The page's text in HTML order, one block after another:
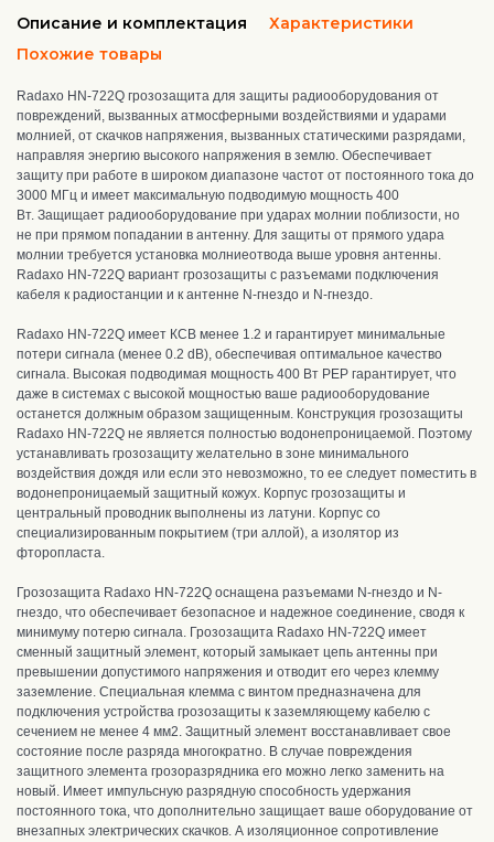
Описание и комплектация
Характеристики
Похожие товары
Radaxo HN-722Q грозозащита для защиты радиооборудования от
повреждений, вызванных атмосферными воздействиями и ударами
молнией, от скачков напряжения, вызванных статическими разрядами,
направляя энергию высокого напряжения в землю. Обеспечивает
защиту при работе в широком диапазоне частот от постоянного тока до
3000 МГц и имеет максимальную подводимую мощность 400
Вт. Защищает радиооборудование при ударах молнии поблизости, но
не при прямом попадании в антенну. Для защиты от прямого удара
молнии требуется установка молниеотвода выше уровня антенны.
Radaxo HN-722Q вариант грозозащиты с разъемами подключения
кабеля к радиостанции и к антенне N-гнездо и N-гнездо.
Radaxo HN-722Q имеет КСВ менее 1.2 и гарантирует минимальные
потери сигнала (менее 0.2 dB), обеспечивая оптимальное качество
сигнала. Высокая подводимая мощность 400 Вт PEP гарантирует, что
даже в системах с высокой мощностью ваше радиооборудование
останется должным образом защищенным. Конструкция грозозащиты
Radaxo HN-722Q не является полностью водонепроницаемой. Поэтому
устанавливать грозозащиту желательно в зоне минимального
воздействия дождя или если это невозможно, то ее следует поместить в
водонепроницаемый защитный кожух. Корпус грозозащиты и
центральный проводник выполнены из латуни. Корпус со
специализированным покрытием (три аллой), а изолятор из
фторопласта.
Грозозащита Radaxo HN-722Q оснащена разъемами N-гнездо и N-
гнездо, что обеспечивает безопасное и надежное соединение, сводя к
минимуму потерю сигнала. Грозозащита Radaxo HN-722Q имеет
сменный защитный элемент, который замыкает цепь антенны при
превышении допустимого напряжения и отводит его через клемму
заземление. Специальная клемма с винтом предназначена для
подключения устройства грозозащиты к заземляющему кабелю с
сечением не менее 4 мм2. Защитный элемент восстанавливает свое
состояние после разряда многократно. В случае повреждения
защитного элемента грозоразрядника его можно легко заменить на
новый. Имеет импульсную разрядную способность удержания
постоянного тока, что дополнительно защищает ваше оборудование от
внезапных электрических скачков. А изоляционное сопротивление